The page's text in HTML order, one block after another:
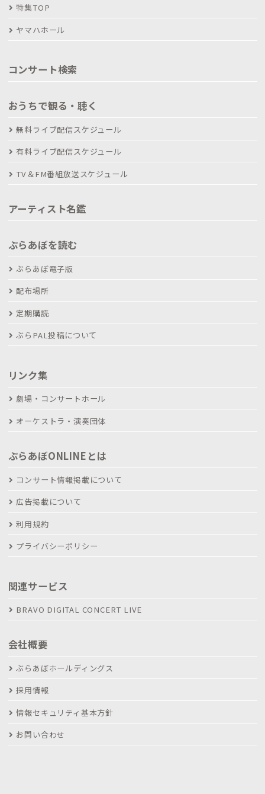
特集TOP
ヤマハホール
コンサート検索
おうちで観る・聴く
無料ライブ配信スケジュール
有料ライブ配信スケジュール
TV＆FM番組放送スケジュール
アーティスト名鑑
ぶらあぼを読む
ぶらあぼ電子版
配布場所
定期購読
ぶらPAL投稿について
リンク集
劇場・コンサートホール
オーケストラ・演奏団体
ぶらあぼONLINEとは
コンサート情報掲載について
広告掲載について
利用規約
プライバシーポリシー
関連サービス
BRAVO DIGITAL CONCERT LIVE
会社概要
ぶらあぼホールディングス
採用情報
情報セキュリティ基本方針
お問い合わせ